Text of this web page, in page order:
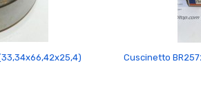
Cuscinetto